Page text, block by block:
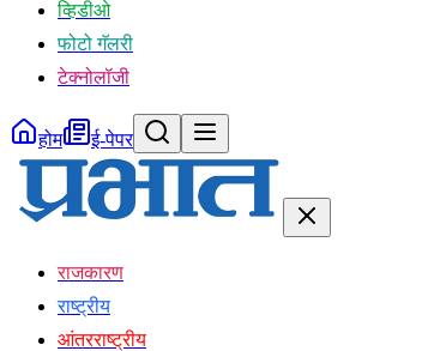
व्हिडीओ
फोटो गॅलरी
टेक्नोलॉजी
होम ई-पेपर
राजकारण
राष्ट्रीय
आंतरराष्ट्रीय